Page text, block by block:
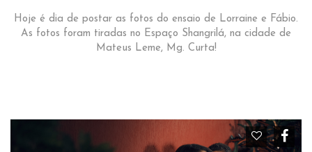
Hoje é dia de postar as fotos do ensaio de Lorraine e Fábio.
As fotos foram tiradas no Espaço Shangrilá, na cidade de
Mateus Leme, Mg. Curta!